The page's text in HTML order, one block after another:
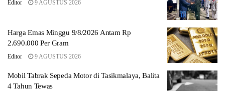
Editor 9 AGUSTUS 2026
Harga Emas Minggu 9/8/2026 Antam Rp
2.690.000 Per Gram
Editor 9 AGUSTUS 2026
Mobil Tabrak Sepeda Motor di Tasikmalaya, Balita
4 Tahun Tewas